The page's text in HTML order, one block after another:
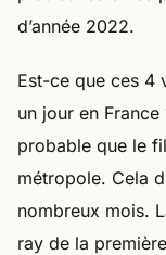
d’année 2022.
Est-ce que ces 4
un jour en France
probable que le
métropole. Cela
nombreux mois.
ray de la